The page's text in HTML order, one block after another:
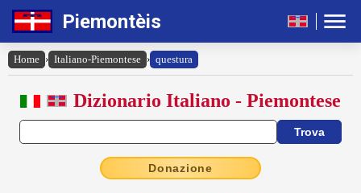
Piemontèis
Home › Italiano-Piemontese › questura
Dizionario Italiano - Piemontese
Donazione